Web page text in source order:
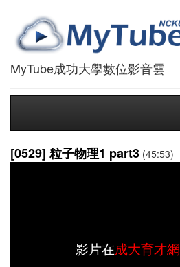
MyTube成功大學數位影音雲
[0529] 粒子物理1 part3 (45:53)
影片在成大育才網